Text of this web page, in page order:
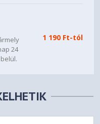
24
1 190 Ft-tól